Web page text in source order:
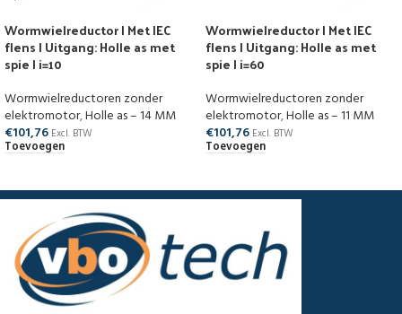
Wormwielreductor | Met IEC
flens | Uitgang: Holle as met
spie | i=10
Wormwielreductoren zonder
elektromotor,Holle as – 14 MM
€101,76 Excl. BTW
Toevoegen
Wormwielreductor | Met IEC
flens | Uitgang: Holle as met
spie | i=60
Wormwielreductoren zonder
elektromotor,Holle as – 11 MM
€101,76 Excl. BTW
Toevoegen